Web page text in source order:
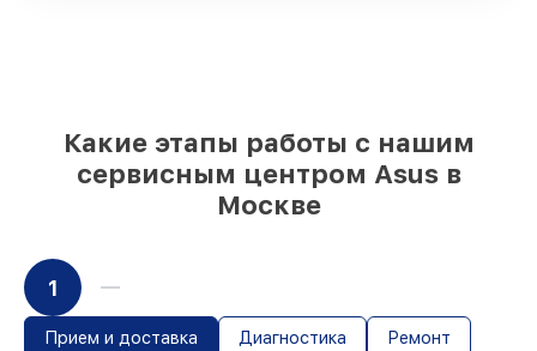
Какие этапы работы с нашим
сервисным центром Asus в
Москве
1
Прием и доставка Диагностика Ремонт